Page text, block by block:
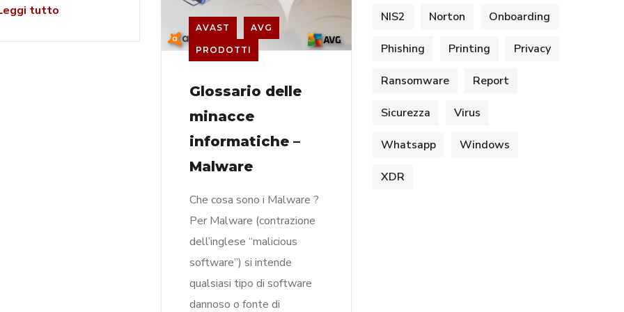
tutto
AVAST AVG
PRODOTTI
Glossario delle
minacce
informatiche –
Malware
Che cosa sono i Malware ?
Per Malware (contrazione
dell’inglese “malicious
software”) si intende
qualsiasi tipo di software
dannoso o fonte di
NIS2 Norton Onboarding
Phishing Printing Privacy
Ransomware Report
Sicurezza Virus
Whatsapp Windows
XDR